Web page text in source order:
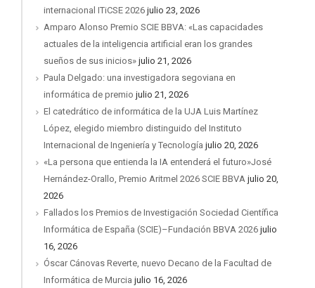
internacional ITiCSE 2026 julio 23, 2026
Amparo Alonso Premio SCIE BBVA: «Las capacidades
actuales de la inteligencia artificial eran los grandes
sueños de sus inicios» julio 21, 2026
Paula Delgado: una investigadora segoviana en
informática de premio julio 21, 2026
El catedrático de informática de la UJA Luis Martínez
López, elegido miembro distinguido del Instituto
Internacional de Ingeniería y Tecnología julio 20, 2026
«La persona que entienda la IA entenderá el futuro»José
Hernández-Orallo, Premio Aritmel 2026 SCIE BBVA julio 20,
2026
Fallados los Premios de Investigación Sociedad Científica
Informática de España (SCIE)–Fundación BBVA 2026 julio
16, 2026
Óscar Cánovas Reverte, nuevo Decano de la Facultad de
Informática de Murcia julio 16, 2026